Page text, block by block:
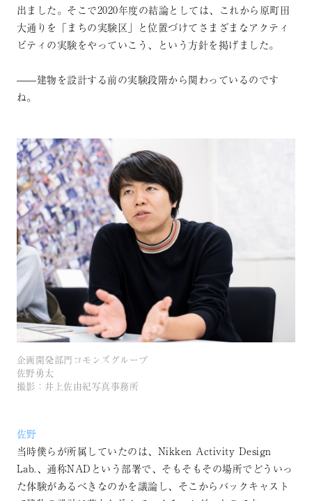
出ました。そこで2020年度の結論としては、これから原町田
大通りを「まちの実験区」と位置づけてさまざまなアクティ
ビティの実験をやっていこう、という方針を掲げました。
——建物を設計する前の実験段階から関わっているのです
ね。
企画開発部門コモンズグループ
佐野勇太
撮影：井上佐由紀写真事務所
佐野
当時僕らが所属していたのは、Nikken Activity Design
Lab.、通称NADという部署で、そもそもその場所でどういっ
た体験があるべきなのかを議論し、そこからバックキャスト